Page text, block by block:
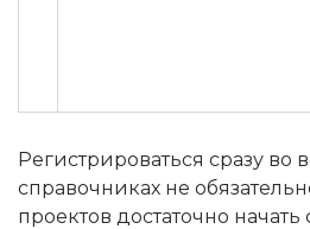
Регистрироваться сразу во
справочниках не
проектов достаточно